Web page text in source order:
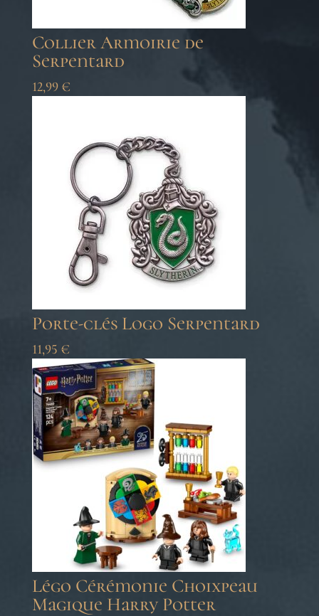
Collier Armoirie de
Serpentard
12,99 €
Porte-clés Logo Serpentard
11,95 €
Légo Cérémonie Choixpeau
Magique Harry Potter